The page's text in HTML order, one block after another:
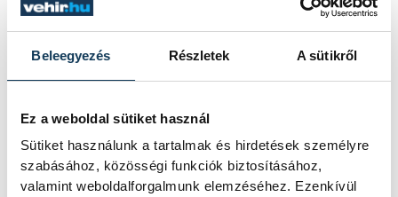
Beleegyezés Részletek A sütikről
Ez a weboldal sütiket használ
Sütiket használunk a tartalmak és hirdetések személyre
szabásához, közösségi funkciók biztosításához,
valamint weboldalforgalmunk elemzéséhez. Ezenkívül